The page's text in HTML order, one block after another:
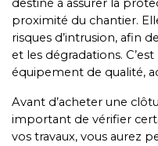
destiné à assurer la
proximité du chantier.
risques d’intrusion, afin
et les dégradations.
équipement de qualité,
Avant d’acheter une
important de vérifier
vos travaux, vous aurez